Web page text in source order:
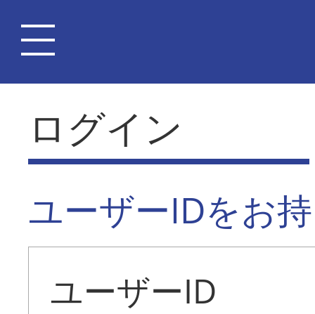
ログイン
ユーザーIDをお
ユーザーID